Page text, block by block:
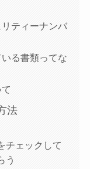
ティーナンバ
る書類ってな
法
チェックして
う